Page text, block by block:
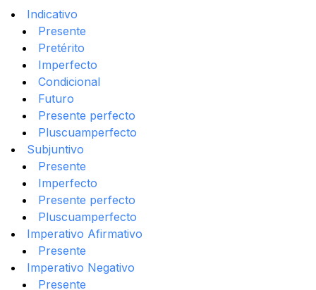
Indicativo
Presente
Pretérito
Imperfecto
Condicional
Futuro
Presente perfecto
Pluscuamperfecto
Subjuntivo
Presente
Imperfecto
Presente perfecto
Pluscuamperfecto
Imperativo Afirmativo
Presente
Imperativo Negativo
Presente